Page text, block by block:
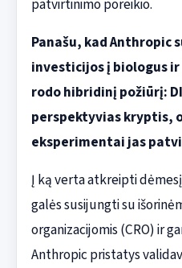
patvirtinimo poreikio.
Panašu, kad Anthropic
investicijos į biologus
rodo hibridinį požiūrį:
perspektyvias kryptis,
eksperimentai jas
Į ką verta atkreipti
galės susijungti su
organizacijomis (CRO) ir
Anthropic pristatys